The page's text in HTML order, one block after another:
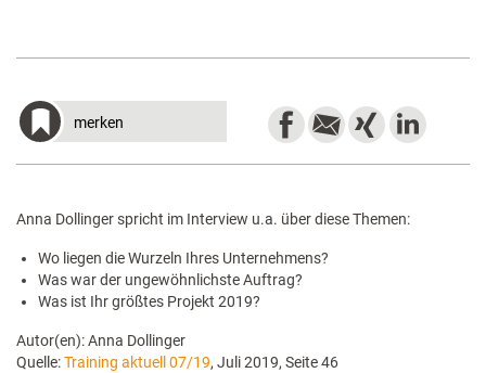
merken
Anna Dollinger spricht im Interview u.a. über diese Themen:
Wo liegen die Wurzeln Ihres Unternehmens?
Was war der ungewöhnlichste Auftrag?
Was ist Ihr größtes Projekt 2019?
Autor(en): Anna Dollinger
Quelle:Training aktuell 07/19, Juli 2019, Seite 46